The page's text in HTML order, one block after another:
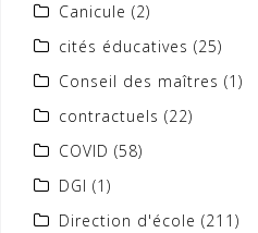
Canicule (2)
cités éducatives (25)
Conseil des maîtres (1)
contractuels (22)
COVID (58)
DGI (1)
Direction d'école (211)